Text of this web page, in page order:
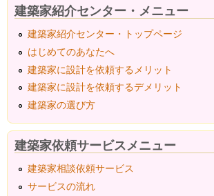
建築家紹介センター・メニュー
建築家紹介センター・トップページ
はじめてのあなたへ
建築家に設計を依頼するメリット
建築家に設計を依頼するデメリット
建築家の選び方
建築家依頼サービスメニュー
建築家相談依頼サービス
サービスの流れ